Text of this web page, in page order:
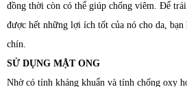
đồng thời còn có thể giúp chống viêm. Để
được hết những lợi ích tốt của nó cho da, bạn
chín.
SỬ DỤNG MẬT ONG
Nhờ có tính kháng khuẩn và tính chống oxy